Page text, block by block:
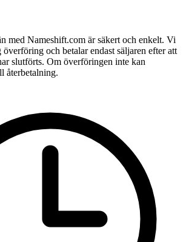
med Nameshift.com är säkert och enkelt. Vi
överföring och betalar endast säljaren efter att
slutförts. Om överföringen inte kan
återbetalning.